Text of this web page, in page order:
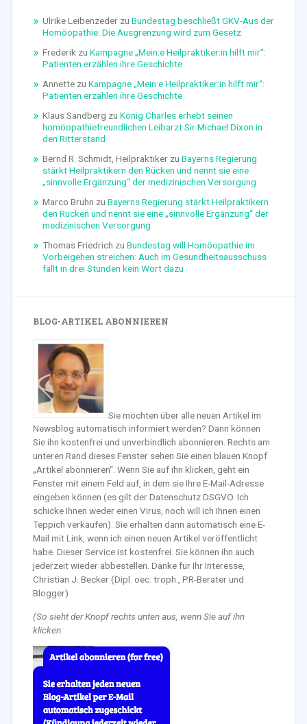
Ulrike Leibenzederzu Bundestag beschließt GKV-Aus der
Homöopathie: Die Ausgrenzung wird zum Gesetz
Frederik zu Kampagne „Mein:e Heilpraktiker:in hilft mir“:
Patienten erzählen ihre Geschichte
Annettezu Kampagne „Mein:e Heilpraktiker:in hilft mir“:
Patienten erzählen ihre Geschichte
Klaus Sandberg zu König Charles erhebt seinen
homöopathiefreundlichen Leibarzt Sir Michael Dixon in
den Ritterstand
Bernd R. Schmidt, Heilpraktikerzu Bayerns Regierung
stärkt Heilpraktikern den Rücken und nennt sie eine
„sinnvolle Ergänzung“ der medizinischen Versorgung
Marco Bruhn zu Bayerns Regierung stärkt Heilpraktikern
den Rücken und nennt sie eine „sinnvolle Ergänzung“ der
medizinischen Versorgung
Thomas Friedrich zu Bundestag will Homöopathie im
Vorbeigehen streichen: Auch im Gesundheitsausschuss
fällt in drei Stunden kein Wort dazu
BLOG-ARTIKEL ABONNIEREN
Sie möchten über alle neuen Artikel im
Newsblog automatisch informiert werden? Dann können
Sie ihn kostenfrei und unverbindlich abonnieren. Rechts am
unteren Rand dieses Fenster sehen Sie einen blauen Knopf
„Artikel abonnieren“. Wenn Sie auf ihn klicken, geht ein
Fenster mit einem Feld auf, in dem sie Ihre E-Mail-Adresse
eingeben können (es gilt der Datenschutz DSGVO. Ich
schicke Ihnen weder einen Virus, noch will ich Ihnen einen
Teppich verkaufen). Sie erhalten dann automatisch eine E-
Mail mit Link, wenn ich einen neuen Artikel veröffentlicht
habe. Dieser Service ist kostenfrei. Sie können ihn auch
jederzeit wieder abbestellen. Danke für Ihr Interesse,
Christian J. Becker (Dipl. oec. troph., PR-Berater und
Blogger)
(So sieht der Knopf rechts unten aus, wenn Sie auf ihn
klicken: